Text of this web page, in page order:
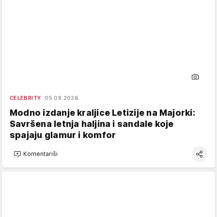
CELEBRITY 05.08.2026.
Modno izdanje kraljice Letizije na Majorki:
Savršena letnja haljina i sandale koje
spajaju glamur i komfor
Komentariši